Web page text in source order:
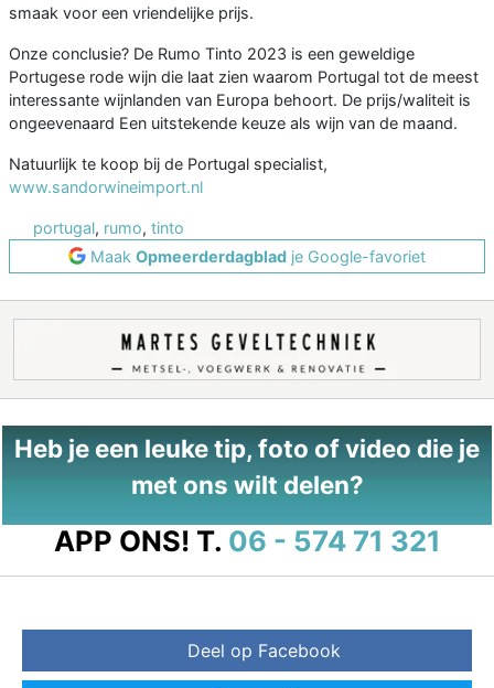
smaak voor een vriendelijke prijs.
Onze conclusie? De Rumo Tinto 2023 is een geweldige
Portugese rode wijn die laat zien waarom Portugal tot de meest
interessante wijnlanden van Europa behoort. De prijs/waliteit is
ongeevenaard Een uitstekende keuze als wijn van de maand.
Natuurlijk te koop bij de Portugal specialist,
www.sandorwineimport.nl
portugal, rumo, tinto
Maak Opmeerderdagblad je Google-favoriet
Heb je een leuke tip, foto of video die je
met ons wilt delen?
APP ONS! T. 06 - 574 71 321
Deel op Facebook